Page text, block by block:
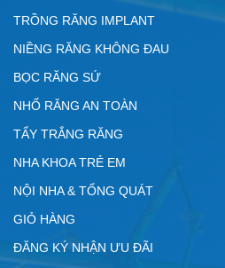
TRỒNG RĂNG IMPLANT
NIỀNG RĂNG KHÔNG ĐAU
BỌC RĂNG SỨ
NHỔ RĂNG AN TOÀN
TẨY TRẮNG RĂNG
NHA KHOA TRẺ EM
NỘI NHA & TỔNG QUÁT
GIỎ HÀNG
ĐĂNG KÝ NHẬN ƯU ĐÃI